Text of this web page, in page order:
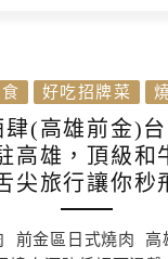
好吃招牌菜
肆(高雄前金)
高雄，頂級和
尖旅行讓你秒
前金區日式燒肉 高